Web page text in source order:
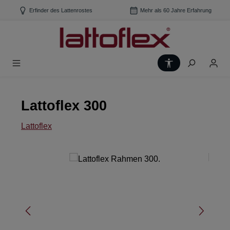
Zum Hauptinhalt springen
Erfinder des Lattenrostes Mehr als 60 Jahre Erfahrung
Lattoflex 300
Lattoflex
Bildergalerie überspringen